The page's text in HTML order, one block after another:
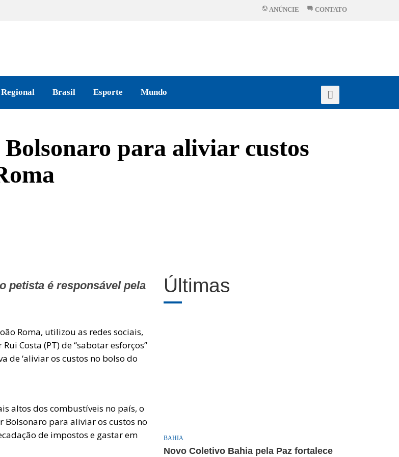
ANÚNCIE CONTATO
Regional Brasil Esporte Mundo
para aliviar custos
petista é responsável pela
Roma, utilizou as redes sociais,
Costa (PT) de “sabotar esforços”
de ‘aliviar os custos no bolso do
altos dos combustíveis no país, o
Bolsonaro para aliviar os custos no
de impostos e gastar em
Últimas
BAHIA
Novo Coletivo Bahia pela Paz fortalece